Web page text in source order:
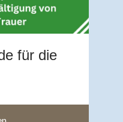
für die